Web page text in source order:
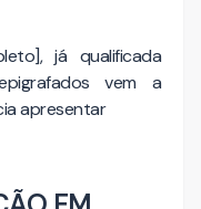
já qualificada
vem a
apresentar